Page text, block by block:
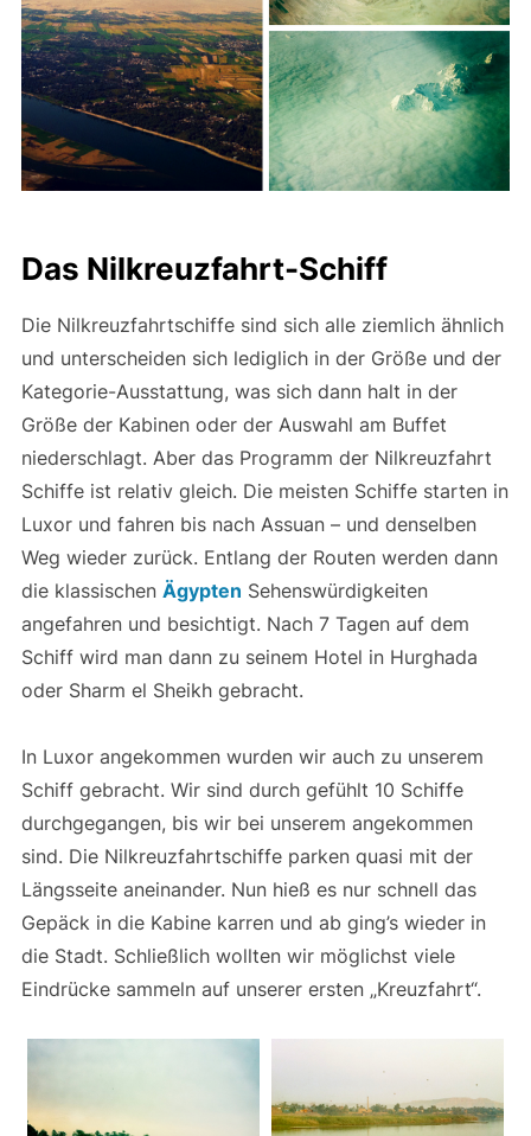
Das Nilkreuzfahrt-Schiff
Die Nilkreuzfahrtschiffe sind sich alle ziemlich ähnlich
und unterscheiden sich lediglich in der Größe und der
Kategorie-Ausstattung, was sich dann halt in der
Größe der Kabinen oder der Auswahl am Buffet
niederschlagt. Aber das Programm der Nilkreuzfahrt
Schiffe ist relativ gleich. Die meisten Schiffe starten in
Luxor und fahren bis nach Assuan – und denselben
Weg wieder zurück. Entlang der Routen werden dann
die klassischen Ägypten Sehenswürdigkeiten
angefahren und besichtigt. Nach 7 Tagen auf dem
Schiff wird man dann zu seinem Hotel in Hurghada
oder Sharm el Sheikh gebracht.
In Luxor angekommen wurden wir auch zu unserem
Schiff gebracht. Wir sind durch gefühlt 10 Schiffe
durchgegangen, bis wir bei unserem angekommen
sind. Die Nilkreuzfahrtschiffe parken quasi mit der
Längsseite aneinander. Nun hieß es nur schnell das
Gepäck in die Kabine karren und ab ging’s wieder in
die Stadt. Schließlich wollten wir möglichst viele
Eindrücke sammeln auf unserer ersten „Kreuzfahrt“.